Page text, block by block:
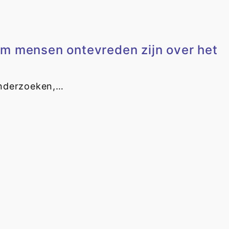
mensen ontevreden zijn over het